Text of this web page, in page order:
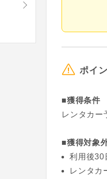
ポイ
■獲得条件
レンタカー
■獲得対象
利用後30
レンタカ